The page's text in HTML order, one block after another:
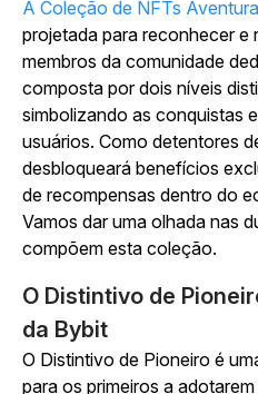
A Coleção de NFTs
projetada para reconhecer e
membros da comunidade
composta por dois níveis
simbolizando as conquistas
usuários. Como detentores
desbloqueará benefícios
de recompensas dentro do
Vamos dar uma olhada nas
compõem esta coleção.
O Distintivo de
da Bybit
O Distintivo de Pioneiro é
para os primeiros a